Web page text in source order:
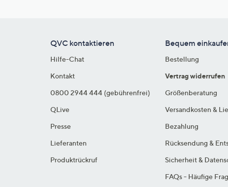
QVC kontaktieren
Hilfe-Chat
Kontakt
0800 2944 444 (gebührenfrei)
QLive
Presse
Lieferanten
Produktrückruf
Bequem
Bestellung
Vertrag widerrufen
Größenberatung
Versandkosten &
Bezahlung
Rücksendung &
Sicherheit &
FAQs - Häufige